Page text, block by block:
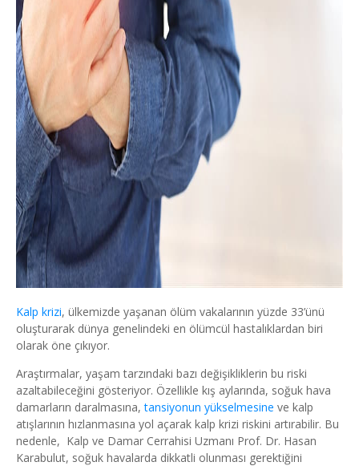
Kalp krizi, ülkemizde yaşanan ölüm vakalarının yüzde 33’ünü
oluşturarak dünya genelindeki en ölümcül hastalıklardan biri
olarak öne çıkıyor.
Araştırmalar, yaşam tarzındaki bazı değişikliklerin bu riski
azaltabileceğini gösteriyor. Özellikle kış aylarında, soğuk hava
damarların daralmasına,tansiyonun yükselmesine ve kalp
atışlarının hızlanmasına yol açarak kalp krizi riskini artırabilir. Bu
nedenle, Kalp ve Damar Cerrahisi Uzmanı Prof. Dr. Hasan
Karabulut, soğuk havalarda dikkatli olunması gerektiğini